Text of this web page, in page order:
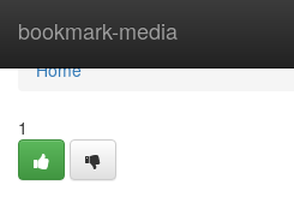
bookmark-media
Home
Home
1